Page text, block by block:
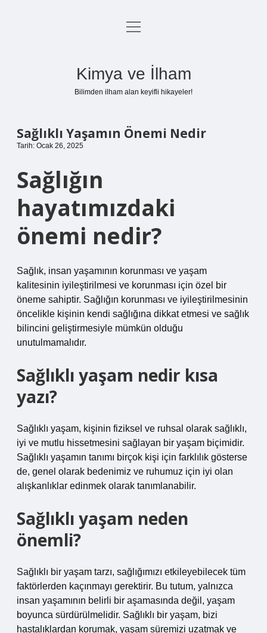
Anasayfa
menüyü
Kimya ve İlham
Bilimden ilham alan keyifli hikayeler!
Sağlıklı Yaşamın Önemi Nedir
Tarih: Ocak 26, 2025
Sağlığın
hayatımızdaki
önemi nedir?
Sağlık, insan yaşamının korunması ve yaşam
kalitesinin iyileştirilmesi ve korunması için özel bir
öneme sahiptir. Sağlığın korunması ve iyileştirilmesinin
öncelikle kişinin kendi sağlığına dikkat etmesi ve sağlık
bilincini geliştirmesiyle mümkün olduğu
unutulmamalıdır.
Sağlıklı yaşam nedir kısa
yazı?
Sağlıklı yaşam, kişinin fiziksel ve ruhsal olarak sağlıklı,
iyi ve mutlu hissetmesini sağlayan bir yaşam biçimidir.
Sağlıklı yaşamın tanımı birçok kişi için farklılık gösterse
de, genel olarak bedenimiz ve ruhumuz için iyi olan
alışkanlıklar edinmek olarak tanımlanabilir.
Sağlıklı yaşam neden
önemli?
Sağlıklı bir yaşam tarzı, sağlığımızı etkileyebilecek tüm
faktörlerden kaçınmayı gerektirir. Bu tutum, yalnızca
insan yaşamının belirli bir aşamasında değil, yaşam
boyunca sürdürülmelidir. Sağlıklı bir yaşam, bizi
hastalıklardan korumak, yaşam süremizi uzatmak ve